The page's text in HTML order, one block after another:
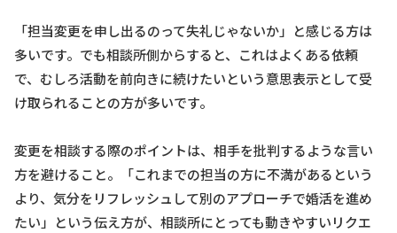
「担当変更を申し出るのって失礼じゃないか」と感じる方は
多いです。でも相談所側からすると、これはよくある依頼
で、むしろ活動を前向きに続けたいという意思表示として受
け取られることの方が多いです。
変更を相談する際のポイントは、相手を批判するような言い
方を避けること。「これまでの担当の方に不満があるという
より、気分をリフレッシュして別のアプローチで婚活を進め
たい」という伝え方が、相談所にとっても動きやすいリクエ